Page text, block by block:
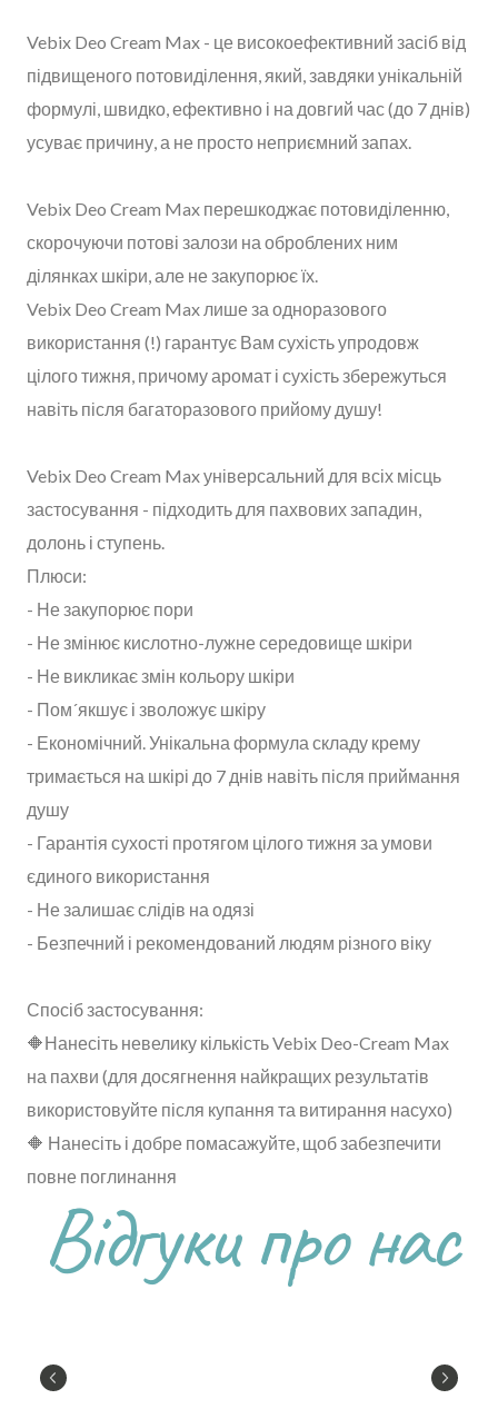
Vebix Deo Cream Max - це високоефективний засіб від
підвищеного потовиділення, який, завдяки унікальній
формулі, швидко, ефективно і на довгий час (до 7 днів)
усуває причину, а не просто неприємний запах.
Vebix Deo Cream Max перешкоджає потовиділенню,
скорочуючи потові залози на оброблених ним
ділянках шкіри, але не закупорює їх.
Vebix Deo Cream Max лише за одноразового
використання (!) гарантує Вам сухість упродовж
цілого тижня, причому аромат і сухість збережуться
навіть після багаторазового прийому душу!
Vebix Deo Cream Max універсальний для всіх місць
застосування - підходить для пахвових западин,
долонь і ступень.
Плюси:
- Не закупорює пори
- Не змінює кислотно-лужне середовище шкіри
- Не викликає змін кольору шкіри
- Пом´якшує і зволожує шкіру
- Економічний. Унікальна формула складу крему
тримається на шкірі до 7 днів навіть після приймання
душу
- Гарантія сухості протягом цілого тижня за умови
єдиного використання
- Не залишає слідів на одязі
- Безпечний і рекомендований людям різного віку
Спосіб застосування:
🔶Нанесіть невелику кількість Vebix Deo-Cream Max
на пахви (для досягнення найкращих результатів
використовуйте після купання та витирання насухо)
🔶 Нанесіть і добре помасажуйте, щоб забезпечити
повне поглинання
Відгуки про нас